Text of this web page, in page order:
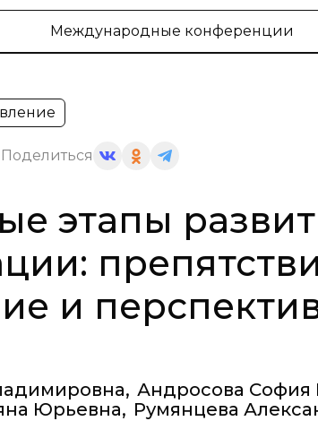
Международные конференции
Поделиться
этапы
и
, Андросова София
Юрьевна, Румянцева